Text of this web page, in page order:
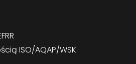
ISO/AQAP/WSK